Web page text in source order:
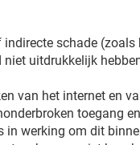
schade (zoals
uitdrukkelijk
van het internet en
toegang
werking om dit